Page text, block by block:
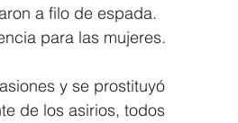
a filo de espada.
para las mujeres.
y se prostituyó
de los asirios, todos